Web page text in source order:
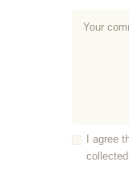
I agree
collected